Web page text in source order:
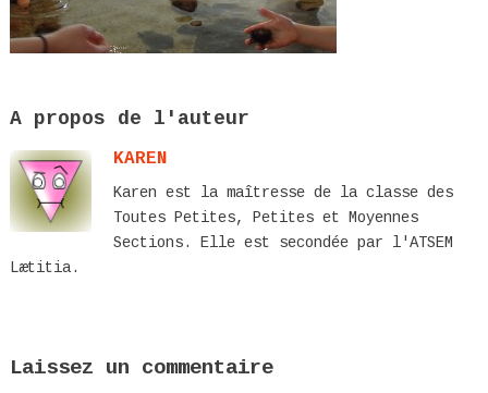
A propos de l'auteur
KAREN
Karen est la maîtresse de la classe des
Toutes Petites, Petites et Moyennes
Sections. Elle est secondée par l'ATSEM
Lætitia.
Laissez un commentaire